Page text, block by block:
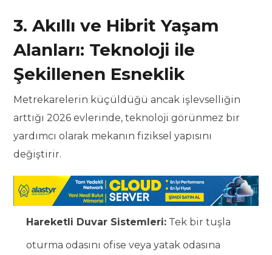
3. Akıllı ve Hibrit Yaşam
Alanları: Teknoloji ile
Şekillenen Esneklik
Metrekarelerin küçüldüğü ancak işlevselliğin
arttığı 2026 evlerinde, teknoloji görünmez bir
yardımcı olarak mekanın fiziksel yapısını
değiştirir.
Hareketli Duvar Sistemleri: Tek bir tuşla
oturma odasını ofise veya yatak odasına